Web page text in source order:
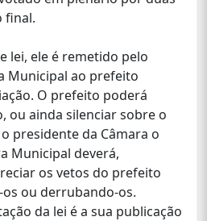
final.
lei, ele é remetido pelo
Municipal ao prefeito
O prefeito poderá
ou ainda silenciar sobre o
presidente da Câmara o
Municipal deverá,
os vetos do prefeito
ou derrubando-os.
da lei é a sua publicação